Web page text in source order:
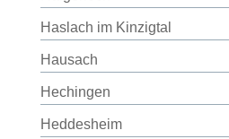
Haslach im Kinzigtal
Hausach
Hechingen
Heddesheim